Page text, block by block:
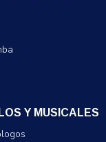
Y MUSICALES